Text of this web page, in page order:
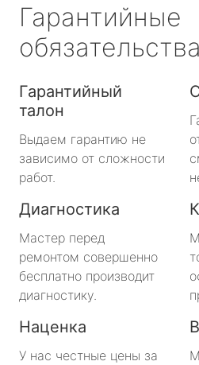
Гарантийные
обязательства
Гарантийный
талон
Выдаем гарантию не
зависимо от сложности
работ.
Диагностика
Мастер перед
ремонтом совершенно
бесплатно производит
диагностику.
Наценка
У нас честные цены за